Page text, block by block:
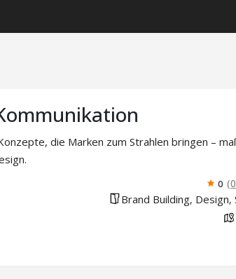
die Marken zum Strahlen bringen –
0
Brand Building, Design,